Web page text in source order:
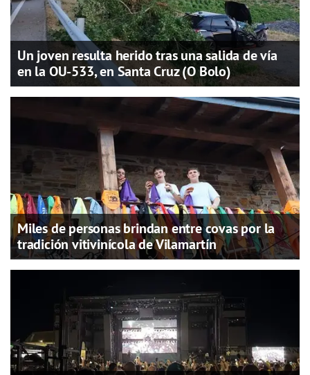
Un joven resulta herido tras una salida de vía
en la OU-533, en Santa Cruz (O Bolo)
Miles de personas brindan entre covas por la
tradición vitivinícola de Vilamartín